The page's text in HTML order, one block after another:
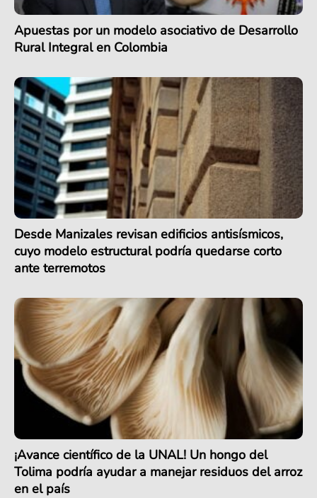
Apuestas por un modelo asociativo de Desarrollo
Rural Integral en Colombia
Desde Manizales revisan edificios antisísmicos,
cuyo modelo estructural podría quedarse corto
ante terremotos
¡Avance científico de la UNAL! Un hongo del
Tolima podría ayudar a manejar residuos del arroz
en el país